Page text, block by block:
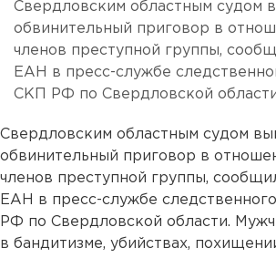
Свердловским областным судом
обвинительный приговор в
членов преступной группы,
ЕАН в пресс-службе
СКП РФ по Свердловской
Свердловским областным судом
обвинительный приговор в
членов преступной группы,
ЕАН в пресс-службе
РФ по Свердловской области.
в бандитизме, убийствах,